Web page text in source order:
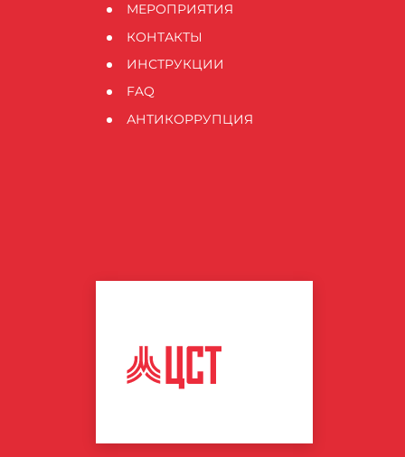
МЕРОПРИЯТИЯ
КОНТАКТЫ
ИНСТРУКЦИИ
FAQ
АНТИКОРРУПЦИЯ
ЦЕНТР